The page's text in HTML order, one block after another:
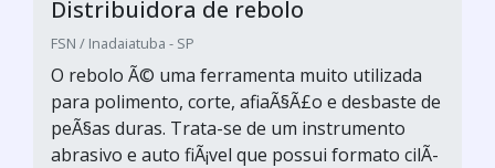
Distribuidora de rebolo
FSN / Inadaiatuba - SP
O rebolo Ã© uma ferramenta muito utilizada
para polimento, corte, afiaÃ§Ã£o e desbaste de
peÃ§as duras. Trata-se de um instrumento
abrasivo e auto fiÃ¡vel que possui formato cilÃ­